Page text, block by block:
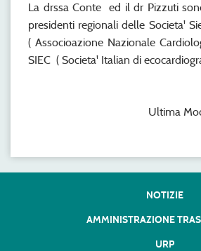
La drssa Conte ed il dr Pizzuti
presidenti regionali delle Societa'
( Associoazione Nazionale
SIEC ( Societa' Italian di
Ultima
NOTIZIE
AMMINISTRAZIONE
URP